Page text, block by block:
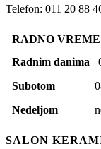
Telefon: 011 20 88
RADNO
Radnim danima
Subotom
Nedeljom
SALON